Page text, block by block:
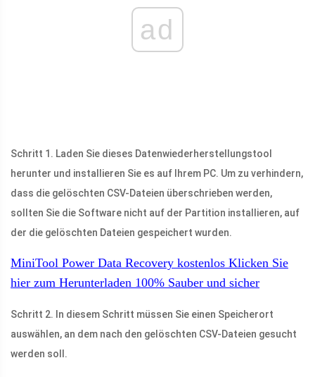
ad
Schritt 1. Laden Sie dieses Datenwiederherstellungstool
herunter und installieren Sie es auf Ihrem PC. Um zu verhindern,
dass die gelöschten CSV-Dateien überschrieben werden,
sollten Sie die Software nicht auf der Partition installieren, auf
der die gelöschten Dateien gespeichert wurden.
MiniTool Power Data Recovery kostenlos Klicken Sie
hier zum Herunterladen 100% Sauber und sicher
Schritt 2. In diesem Schritt müssen Sie einen Speicherort
auswählen, an dem nach den gelöschten CSV-Dateien gesucht
werden soll.